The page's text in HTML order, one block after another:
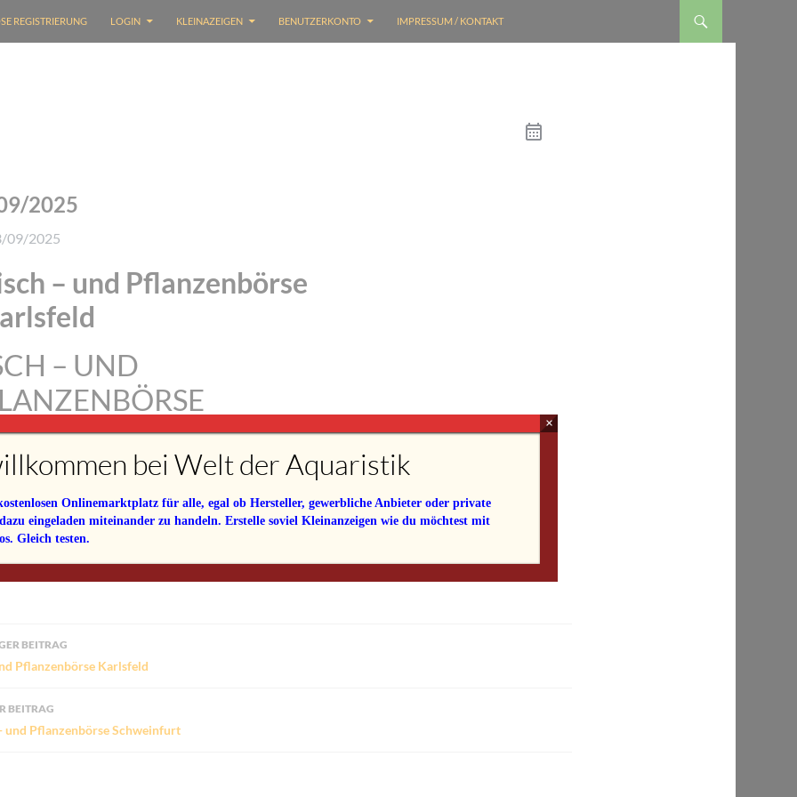
REGISTRIERUNG LOGIN KLEINAZEIGEN BENUTZERKONTO IMPRESSUM / KONTAKT
2025
09/2025
– und Pflanzenbörse
– UND
~ 8:45–10:15
des Karlsfelder Bürgerhauses
Karlsfeld
Informationen bitte
BEITRAG
Pflanzenbörse Karlsfeld
BEITRAG
und Pflanzenbörse Schweinfurt
bei Welt der Aquaristik
Onlinemarktplatz für alle, egal ob Hersteller, gewerbliche Anbieter oder private
eingeladen miteinander zu handeln. Erstelle soviel Kleinanzeigen wie du möchtest mit
Gleich testen.
×